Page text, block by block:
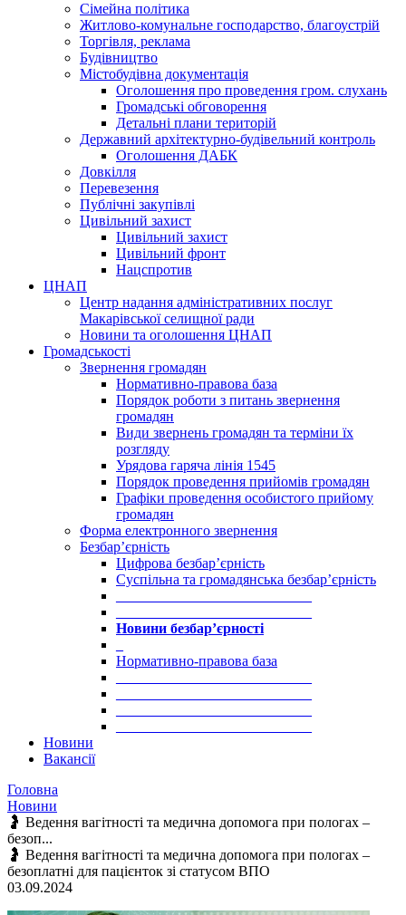
Сімейна політика
Житлово-комунальне господарство, благоустрій
Торгівля, реклама
Будівництво
Містобудівна документація
Оголошення про проведення гром. слухань
Громадські обговорення
Детальні плани територій
Державний архітектурно-будівельний контроль
Оголошення ДАБК
Довкілля
Перевезення
Публічні закупівлі
Цивільний захист
Цивільний захист
Цивільний фронт
Нацспротив
ЦНАП
Центр надання адміністративних послуг
Макарівської селищної ради
Новини та оголошення ЦНАП
Громадськості
Звернення громадян
Нормативно-правова база
Порядок роботи з питань звернення
громадян
Види звернень громадян та терміни їх
розгляду
Урядова гаряча лінія 1545
Порядок проведення прийомів громадян
Графіки проведення особистого прийому
громадян
Форма електронного звернення
Безбар’єрність
Цифрова безбар’єрність
Суспільна та громадянська безбар’єрність
Новини безбар’єрності
Нормативно-правова база
Новини
Вакансії
Головна
Новини
🤰 Ведення вагітності та медична допомога при пологах –
безоп...
🤰 Ведення вагітності та медична допомога при пологах –
безоплатні для пацієнток зі статусом ВПО
03.09.2024